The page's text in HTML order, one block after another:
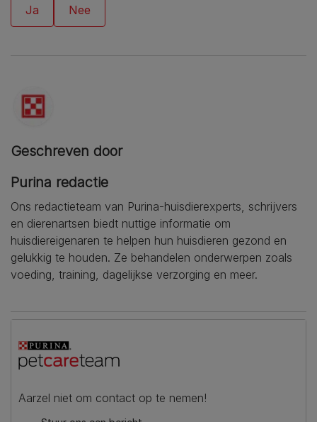
Geschreven door
Purina redactie
Ons redactieteam van Purina-huisdierexperts, schrijvers
en dierenartsen biedt nuttige informatie om
huisdiereigenaren te helpen hun huisdieren gezond en
gelukkig te houden. Ze behandelen onderwerpen zoals
voeding, training, dagelijkse verzorging en meer.
Aarzel niet om contact op te nemen!